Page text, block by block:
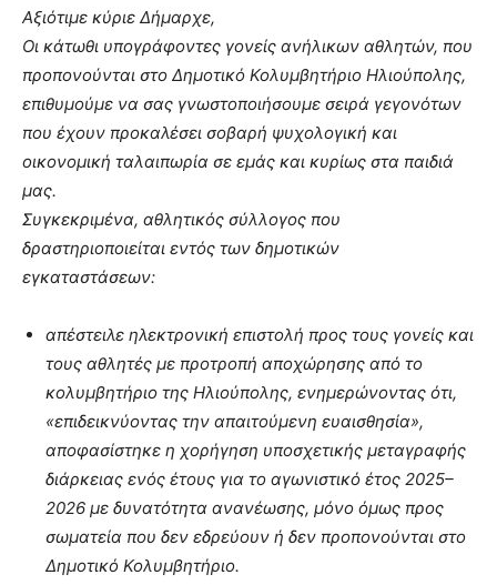
Αξιότιμε κύριε Δήμαρχε,
Οι κάτωθι υπογράφοντες γονείς ανήλικων αθλητών, που
προπονούνται στο Δημοτικό Κολυμβητήριο Ηλιούπολης,
επιθυμούμε να σας γνωστοποιήσουμε σειρά γεγονότων
που έχουν προκαλέσει σοβαρή ψυχολογική και
οικονομική ταλαιπωρία σε εμάς και κυρίως στα παιδιά
μας.
Συγκεκριμένα, αθλητικός σύλλογος που
δραστηριοποιείται εντός των δημοτικών
εγκαταστάσεων:
απέστειλε ηλεκτρονική επιστολή προς τους γονείς και
τους αθλητές με προτροπή αποχώρησης από το
κολυμβητήριο της Ηλιούπολης, ενημερώνοντας ότι,
«επιδεικνύοντας την απαιτούμενη ευαισθησία»,
αποφασίστηκε η χορήγηση υποσχετικής μεταγραφής
διάρκειας ενός έτους για το αγωνιστικό έτος 2025–
2026 με δυνατότητα ανανέωσης, μόνο όμως προς
σωματεία που δεν εδρεύουν ή δεν προπονούνται στο
Δημοτικό Κολυμβητήριο.